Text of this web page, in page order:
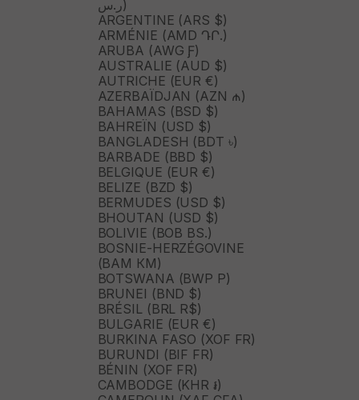
ر.س)
ARGENTINE (ARS $)
ARMÉNIE (AMD ԴՐ.)
ARUBA (AWG Ƒ)
AUSTRALIE (AUD $)
AUTRICHE (EUR €)
AZERBAÏDJAN (AZN ₼)
BAHAMAS (BSD $)
BAHREÏN (USD $)
BANGLADESH (BDT ৳)
BARBADE (BBD $)
BELGIQUE (EUR €)
BELIZE (BZD $)
BERMUDES (USD $)
BHOUTAN (USD $)
BOLIVIE (BOB BS.)
BOSNIE-HERZÉGOVINE
(BAM КМ)
BOTSWANA (BWP P)
BRUNEI (BND $)
BRÉSIL (BRL R$)
BULGARIE (EUR €)
BURKINA FASO (XOF FR)
BURUNDI (BIF FR)
BÉNIN (XOF FR)
CAMBODGE (KHR ៛)